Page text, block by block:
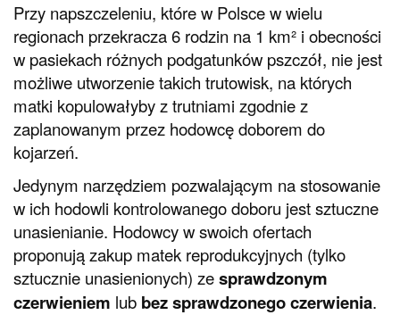
Przy napszczeleniu, które w Polsce w wielu
regionach przekracza 6 rodzin na 1 km² i obecności
w pasiekach różnych podgatunków pszczół, nie jest
możliwe utworzenie takich trutowisk, na których
matki kopulowałyby z trutniami zgodnie z
zaplanowanym przez hodowcę doborem do
kojarzeń.
Jedynym narzędziem pozwalającym na stosowanie
w ich hodowli kontrolowanego doboru jest sztuczne
unasienianie. Hodowcy w swoich ofertach
proponują zakup matek reprodukcyjnych (tylko
sztucznie unasienionych) zesprawdzonym
czerwieniem lub bez sprawdzonego czerwienia.